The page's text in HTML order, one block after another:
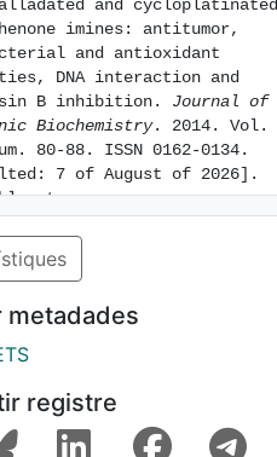
and cycloplatinated
imines: antitumor,
and antioxidant
DNA interaction and
B inhibition. Journal of
Biochemistry. 2014. Vol.
80-88. ISSN 0162-0134.
7 of August of 2026].
at:
metadades
registre